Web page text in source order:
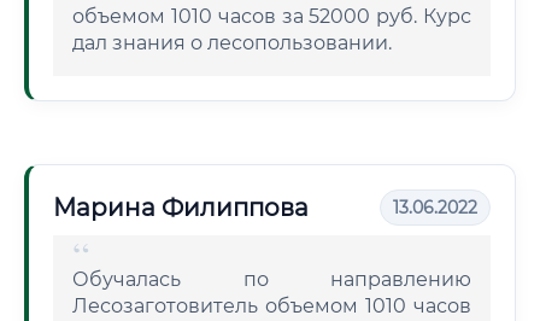
объемом 1010 часов за 52000 руб. Курс
дал знания о лесопользовании.
Марина Филиппова 13.06.2022
Обучалась по направлению
Лесозаготовитель объемом 1010 часов